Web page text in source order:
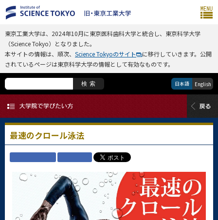
東京工業大学は、2024年10月に東京医科歯科大学と統合し、東京科学大学
（Science Tokyo）となりました。
本サイトの情報は、順次、 Science Tokyoのサイト
に移行していきます。公開
されているページは東京科学大学の情報として有効なものです。
検索 日本語 English
最速のクロール泳法